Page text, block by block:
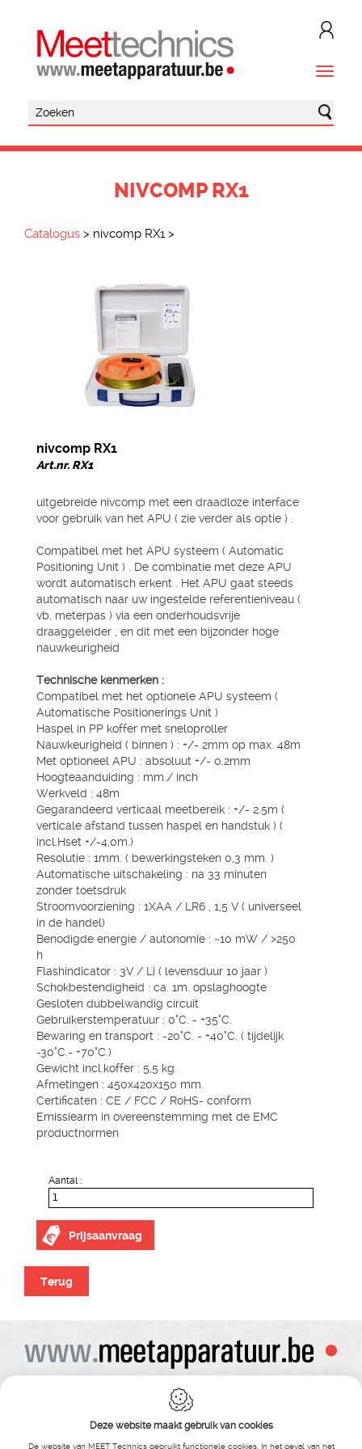
NIVCOMP RX1
Catalogus > nivcomp RX1>
nivcomp RX1
Art.nr. RX1
uitgebreide nivcomp met een draadloze interface
voor gebruik van het APU ( zie verder als optie ) .
Compatibel met het APU systeem ( Automatic
Positioning Unit ) . De combinatie met deze APU
wordt automatisch erkent . Het APU gaat steeds
automatisch naar uw ingestelde referentieniveau (
vb. meterpas ) via een onderhoudsvrije
draaggeleider , en dit met een bijzonder hoge
nauwkeurigheid
Technische kenmerken :
Compatibel met het optionele APU systeem (
Automatische Positionerings Unit )
Haspel in PP koffer met sneloproller
Nauwkeurigheid ( binnen ) : +/- 2mm op max. 48m
Met optioneel APU : absoluut +/- 0.2mm
Hoogteaanduiding : mm./ inch
Werkveld : 48m
Gegarandeerd verticaal meetbereik : +/- 2.5m (
verticale afstand tussen haspel en handstuk ) (
incl.Hset +/-4,0m.)
Resolutie : 1mm. ( bewerkingsteken 0,3 mm. )
Automatische uitschakeling : na 33 minuten
zonder toetsdruk
Stroomvoorziening : 1XAA / LR6 , 1,5 V ( universeel
in de handel)
Benodigde energie / autonomie : ~10 mW / >250
h
Flashindicator : 3V / Li ( levensduur 10 jaar )
Schokbestendigheid : ca. 1m. opslaghoogte
Gesloten dubbelwandig circuit
Gebruikerstemperatuur : 0°C. - +35°C.
Bewaring en transport : -20°C. - +40°C. ( tijdelijk
-30°C.- +70°C.)
Gewicht incl.koffer : 5,5 kg.
Afmetingen : 450x420x150 mm.
Certificaten : CE / FCC / RoHS- conform
Emissiearm in overeenstemming met de EMC
productnormen
Aantal :
Prijsaanvraag
Terug
Alle prijzen zijn onder voorbehoud van wijziging
Bij bestelling ontvangt u vooraf de levering steeds een orderbevestiging
Copyright© alle rechten voorbehouden , gehele of gedeeldelijke overname van
tekst ,foto’s , video’s , verveelvoudiging op welke wijze dan ook , is niet toegestaan
Deze website maakt gebruik van cookies
De website van MEET Technics gebruikt functionele cookies. In het geval van het